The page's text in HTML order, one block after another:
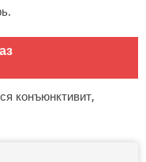
конъюнктивит,